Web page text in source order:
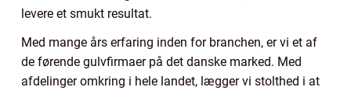
levere et smukt resultat.
Med mange års erfaring inden for branchen, er vi et af
de førende gulvfirmaer på det danske marked. Med
afdelinger omkring i hele landet, lægger vi stolthed i at